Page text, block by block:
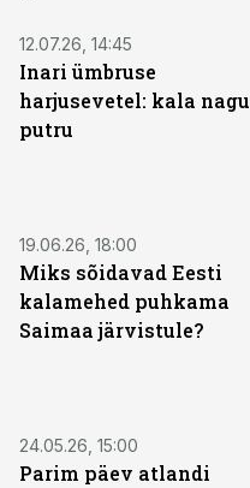
12.07.26, 14:45
Inari ümbruse
harjusevetel: kala nagu
putru
19.06.26, 18:00
Miks sõidavad Eesti
kalamehed puhkama
Saimaa järvistule?
24.05.26, 15:00
Parim päev atlandi